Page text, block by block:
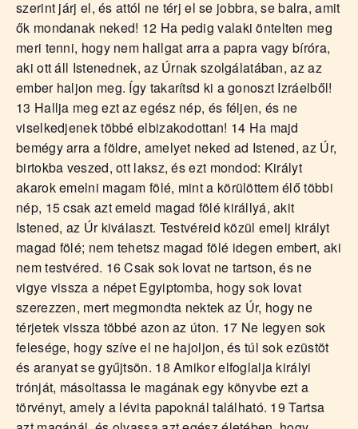
szerint járj el, és attól ne térj el se jobbra, se balra, amit
ők mondanak neked! 12 Ha pedig valaki öntelten meg
meri tenni, hogy nem hallgat arra a papra vagy bíróra,
aki ott áll Istenednek, az Úrnak szolgálatában, az az
ember haljon meg. Így takarítsd ki a gonoszt Izráelből!
13 Hallja meg ezt az egész nép, és féljen, és ne
viselkedjenek többé elbizakodottan! 14 Ha majd
bemégy arra a földre, amelyet neked ad Istened, az Úr,
birtokba veszed, ott laksz, és ezt mondod: Királyt
akarok emelni magam fölé, mint a körülöttem élő többi
nép, 15 csak azt emeld magad fölé királlyá, akit
Istened, az Úr kiválaszt. Testvéreid közül emelj királyt
magad fölé; nem tehetsz magad fölé idegen embert, aki
nem testvéred. 16 Csak sok lovat ne tartson, és ne
vigye vissza a népet Egyiptomba, hogy sok lovat
szerezzen, mert megmondta nektek az Úr, hogy ne
térjetek vissza többé azon az úton. 17 Ne legyen sok
felesége, hogy szíve el ne hajoljon, és túl sok ezüstöt
és aranyat se gyűjtsön. 18 Amikor elfoglalja királyi
trónját, másoltassa le magának egy könyvbe ezt a
törvényt, amely a lévita papoknál található. 19 Tartsa